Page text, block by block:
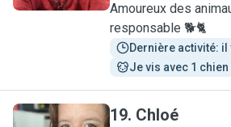
Amoureux des
responsable 🐕🐈
Dernière activité: il
Je vis avec 1 chien
19. Chloé